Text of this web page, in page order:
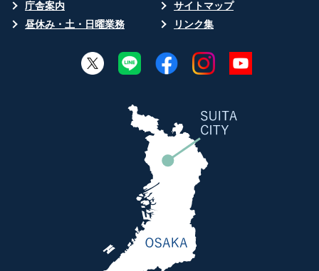
庁舎案内
サイトマップ
昼休み・土・日曜業務
リンク集